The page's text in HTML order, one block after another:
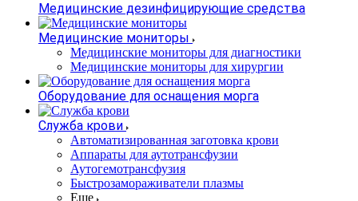
Медицинские дезинфицирующие средства
Медицинские мониторы
Медицинские мониторы для диагностики
Медицинские мониторы для хирургии
Оборудование для оснащения морга
Служба крови
Автоматизированная заготовка крови
Аппараты для аутотрансфузии
Аутогемотрансфузия
Быстрозамораживатели плазмы
Еще